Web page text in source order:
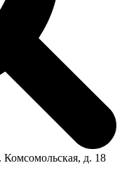
Комсомольская, д. 18